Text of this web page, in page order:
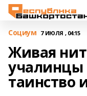
Cоциум 7 ИЮЛЯ , 04:15
Живая
таинство